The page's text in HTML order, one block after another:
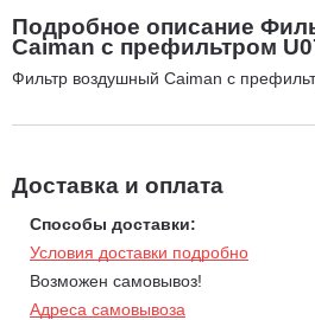
Подробное описание
Caiman с префильтром
Фильтр воздушный Caiman с
Доставка и оплата
Способы доставки:
Условия доставки подробно
Возможен самовывоз!
Адреса самовывоза